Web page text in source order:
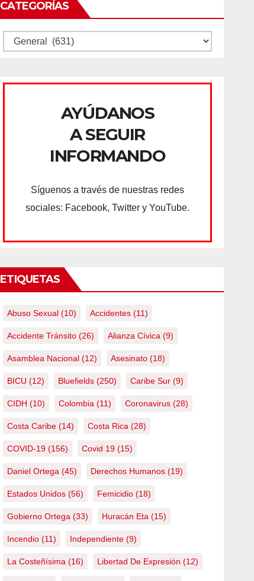
CATEGORÍAS
CATEGORÍAS
AYÚDANOS
A SEGUIR
INFORMANDO
Síguenos a través de nuestras redes
sociales: Facebook, Twitter y YouTube.
ETIQUETAS
Abuso Sexual (10) Accidentes (11)
Accidente Tránsito (26) Alianza Cívica (9)
Asamblea Nacional (12) Asesinato (18)
BICU (12) Bluefields (250) Caribe Sur (9)
CIDH (10) Colombia (11) Coronavirus (28)
Costa Caribe (14) Costa Rica (28)
COVID-19 (156) Covid 19 (15)
Daniel Ortega (45) Derechos Humanos (19)
Estados Unidos (56) Femicidio (18)
Gobierno Ortega (33) Huracán Eta (15)
Incendio (11) Independiente (9)
La Costeñísima (16) Libertad De Expresión (12)